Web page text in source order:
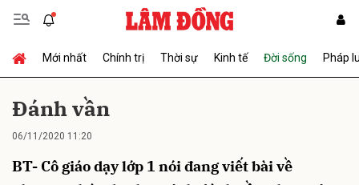
Mới nhất Chính trị Thời sự Kinh tế Đời sống Pháp
Ðánh vần
06/11/2020 11:20
BT- Cô giáo dạy lớp 1 nói đang viết bài về
Gửi bình luận